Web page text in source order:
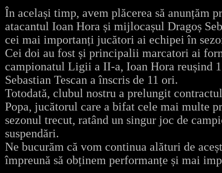
În același timp, avem plăcerea să anunțăm
atacantul Ioan Hora și mijlocașul Dragoș
cei mai importanți jucători ai echipei în
Cei doi au fost și principalii marcatori ai
campionatul Ligii a II-a, Ioan Hora reușind
Sebastian Tescan a înscris de 11 ori.
Totodată, clubul nostru a prelungit
Popa, jucătorul care a bifat cele mai multe
sezonul trecut, ratând un singur joc de
suspendări.
Ne bucurăm că vom continua alături de
împreună să obținem performanțe și mai